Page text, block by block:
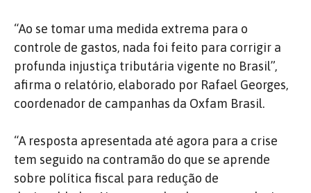
“Ao se tomar uma medida extrema para o
controle de gastos, nada foi feito para corrigir a
profunda injustiça tributária vigente no Brasil”,
afirma o relatório, elaborado por Rafael Georges,
coordenador de campanhas da Oxfam Brasil.
“A resposta apresentada até agora para a crise
tem seguido na contramão do que se aprende
sobre política fiscal para redução de